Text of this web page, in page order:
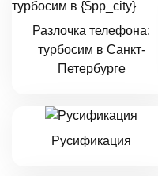
Разлочка телефона:
турбосим в Санкт-
Петербурге
Русификация